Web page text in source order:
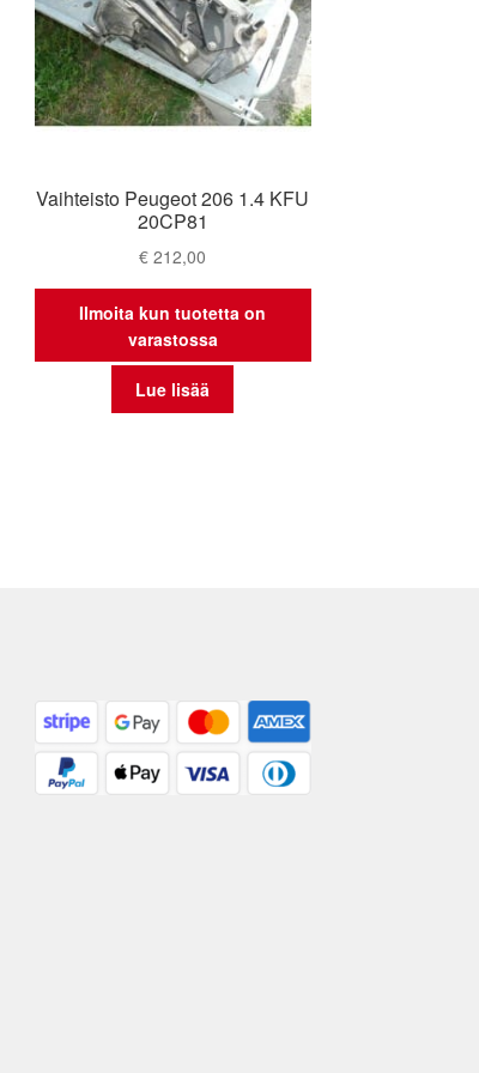
Vaihteisto Peugeot 206 1.4 KFU
20CP81
€ 212,00
Ilmoita kun tuotetta on
varastossa
Lue lisää